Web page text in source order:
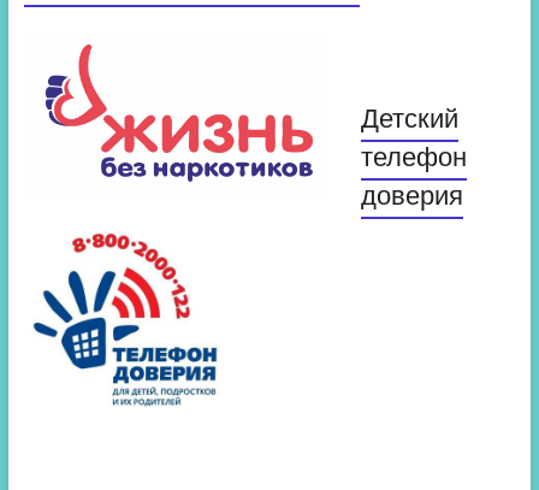
Детский
телефон
доверия